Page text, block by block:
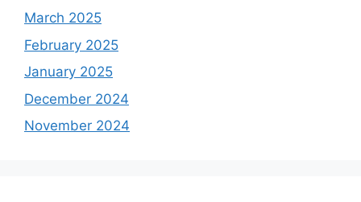
March 2025
February 2025
January 2025
December 2024
November 2024